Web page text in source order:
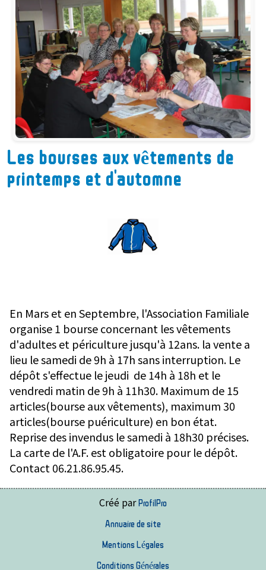
Les bourses aux vêtements de
printemps et d'automne
En Mars et en Septembre, l'Association Familiale
organise 1 bourse concernant les vêtements
d'adultes et périculture jusqu'à 12ans. la vente a
lieu le samedi de 9h à 17h sans interruption. Le
dépôt s'effectue le jeudi de 14h à 18h et le
vendredi matin de 9h à 11h30. Maximum de 15
articles(bourse aux vêtements), maximum 30
articles(bourse puériculture) en bon état.
Reprise des invendus le samedi à 18h30 précises.
La carte de l'A.F. est obligatoire pour le dépôt.
Contact 06.21.86.95.45.
Créé par ProfilPro
Annuaire de site
Mentions Légales
Conditions Générales